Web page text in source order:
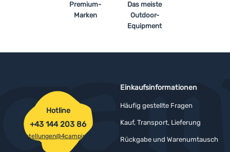
Premium-
Marken
Das meiste
Outdoor-
Equipment
Einkaufsinformationen
Häufig gestellte Fragen
Kauf, Transport, Lieferung
Rückgabe und Warenumtausch
Hotline
+43 144 203 86
bestellungen@4camping.at